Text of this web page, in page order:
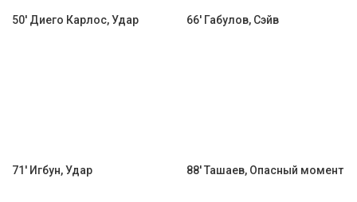
50' Диего Карлос, Удар 66' Габулов, Сэйв
71' Игбун, Удар 88' Ташаев, Опасный момент